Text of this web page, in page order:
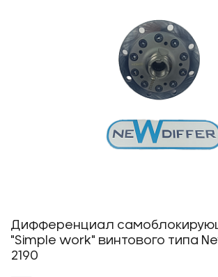
Дифференциал
"Simple work" винтового типа
2190